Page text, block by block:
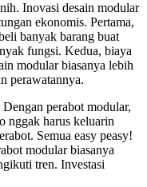
Inovasi desain modular
ekonomis. Pertama,
banyak barang buat
fungsi. Kedua, biaya
modular biasanya lebih
perawatannya.
perabot modular,
nggak harus keluarin
Semua easy peasy!
modular biasanya
tren. Investasi